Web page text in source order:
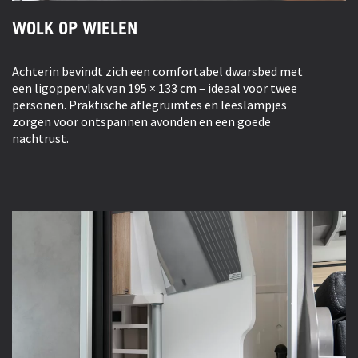
WOLK OP WIELEN
Achterin bevindt zich een comfortabel dwarsbed met
een ligoppervlak van 195 × 133 cm – ideaal voor twee
personen. Praktische aflegruimtes en leeslampjes
zorgen voor ontspannen avonden en een goede
nachtrust.